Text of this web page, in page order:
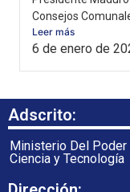
Consejos
Leer más
6 de enero de
Adscrito:
Ministerio Del Poder
Ciencia y Tecnología